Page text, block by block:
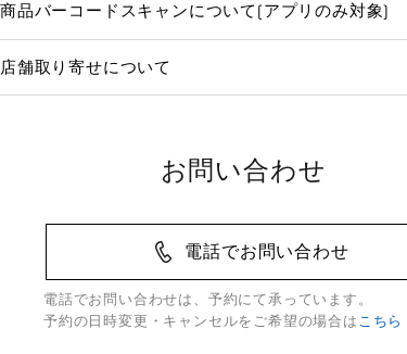
商品バーコードスキャンについて(アプリのみ対象)
店舗取り寄せについて
お問い合わせ
電話でお問い合わせ
電話でお問い合わせは、予約にて承っています。
予約の日時変更・キャンセルをご希望の場合は こちら